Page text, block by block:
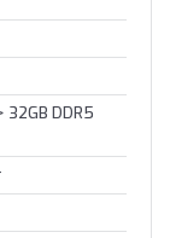
32GB DDR5